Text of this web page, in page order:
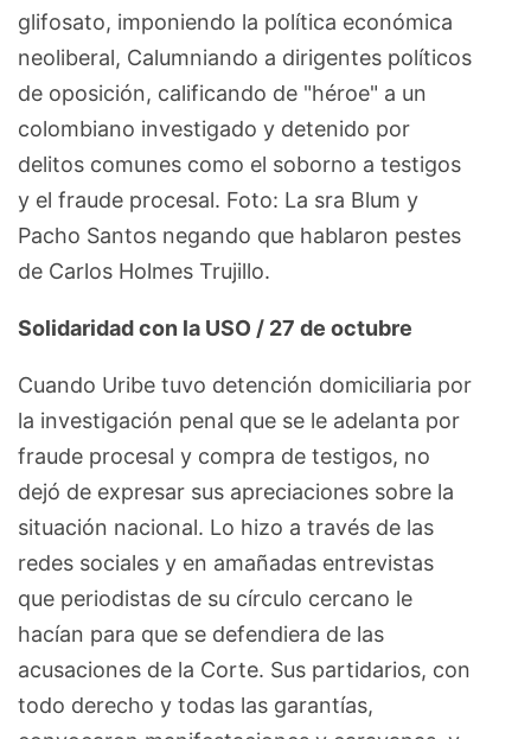
glifosato, imponiendo la política económica
neoliberal, Calumniando a dirigentes políticos
de oposición, calificando de "héroe" a un
colombiano investigado y detenido por
delitos comunes como el soborno a testigos
y el fraude procesal. Foto: La sra Blum y
Pacho Santos negando que hablaron pestes
de Carlos Holmes Trujillo.
Solidaridad con la USO / 27 de octubre
Cuando Uribe tuvo detención domiciliaria por
la investigación penal que se le adelanta por
fraude procesal y compra de testigos, no
dejó de expresar sus apreciaciones sobre la
situación nacional. Lo hizo a través de las
redes sociales y en amañadas entrevistas
que periodistas de su círculo cercano le
hacían para que se defendiera de las
acusaciones de la Corte. Sus partidarios, con
todo derecho y todas las garantías,